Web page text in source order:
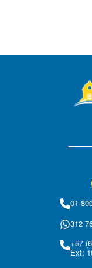
01-
312
+57
Ext: